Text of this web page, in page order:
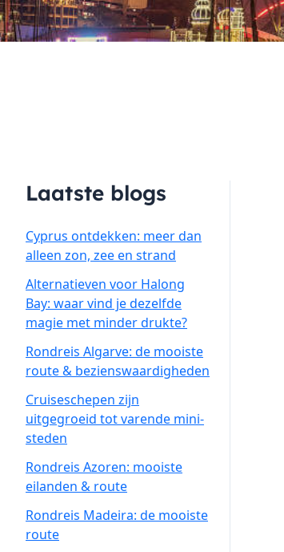
Laatste blogs
Cyprus ontdekken: meer dan
alleen zon, zee en strand
Alternatieven voor Halong
Bay: waar vind je dezelfde
magie met minder drukte?
Rondreis Algarve: de mooiste
route & bezienswaardigheden
Cruiseschepen zijn
uitgegroeid tot varende mini-
steden
Rondreis Azoren: mooiste
eilanden & route
Rondreis Madeira: de mooiste
route